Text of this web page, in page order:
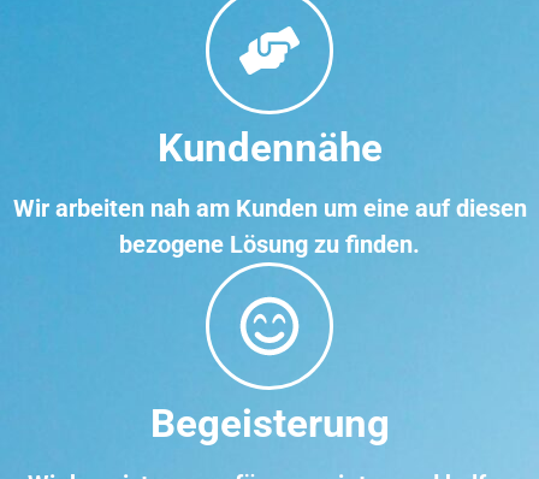
Kundennähe
Wir arbeiten nah am Kunden um eine auf diesen
bezogene Lösung zu finden.
Begeisterung